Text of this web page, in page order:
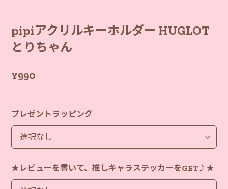
pipiアクリルキーホルダー HUGLOT
とりちゃん
¥990
プレゼントラッピング
★レビューを書いて、推しキャラステッカーをGET♪★